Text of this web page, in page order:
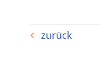
zurück